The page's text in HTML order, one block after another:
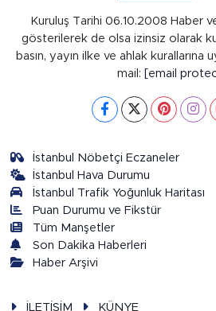
Kuruluş Tarihi 06.10.2008 Haber
gösterilerek de olsa izinsiz olarak
basın, yayın ilke ve ahlak
mail: [email
İstanbul Nöbetçi Eczaneler
İstanbul Hava Durumu
İstanbul Trafik Yoğunluk Haritası
Puan Durumu ve Fikstür
Tüm Manşetler
Son Dakika Haberleri
Haber Arşivi
İLETİŞİM KÜNYE